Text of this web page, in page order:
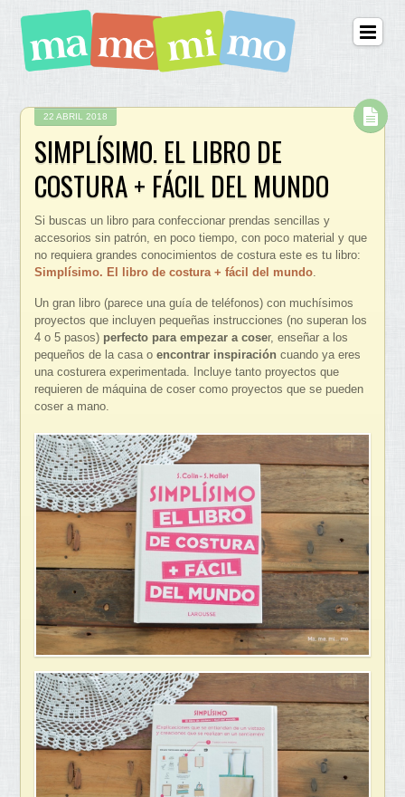
22 ABRIL 2018
SIMPLÍSIMO. EL LIBRO DE
COSTURA + FÁCIL DEL MUNDO
Si buscas un libro para confeccionar prendas sencillas y
accesorios sin patrón, en poco tiempo, con poco material y que
no requiera grandes conocimientos de costura este es tu libro:
Simplísimo. El libro de costura + fácil del mundo
Un gran libro (parece una guía de teléfonos) con muchísimos
proyectos que incluyen pequeñas instrucciones (no superan los
4 o 5 pasos) perfecto para empezar a coser, enseñar a los
pequeños de la casa oencontrar inspiración cuando ya eres
una costurera experimentada. Incluye tanto proyectos que
requieren de máquina de coser como proyectos que se pueden
coser a mano.